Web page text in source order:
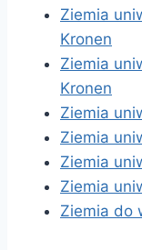
Ziemia
Kronen
Ziemia
Kronen
Ziemia
Ziemia
Ziemia
Ziemia
Ziemia do